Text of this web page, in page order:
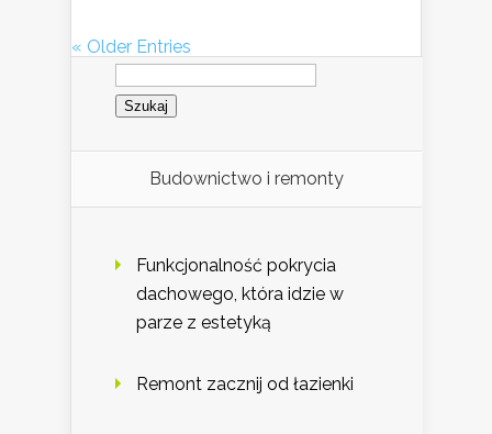
« Older Entries
Szukaj:
Budownictwo i remonty
Funkcjonalność pokrycia
dachowego, która idzie w
parze z estetyką
Remont zacznij od łazienki